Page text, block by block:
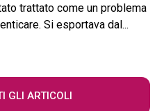
trattato come un problema
Si esportava dal...
GLI ARTICOLI